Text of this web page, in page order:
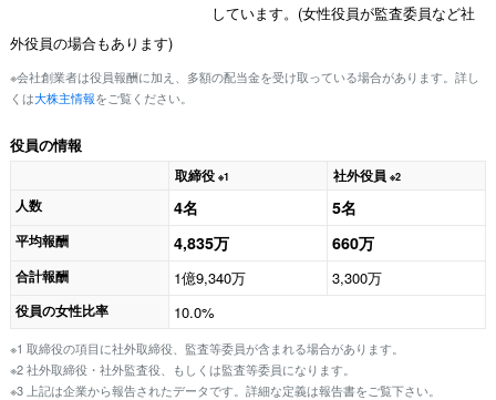
しています。(女性役員が監査委員など社
外役員の場合もあります)
※会社創業者は役員報酬に加え、多額の配当金を受け取っている場合があります。詳し
くは大株主情報をご覧ください。
役員の情報
取締役 ※1 社外役員 ※2
人数 4名 5名
平均報酬 4,835万 660万
合計報酬 1億9,340万 3,300万
役員の女性比率 10.0%
※1 取締役の項目に社外取締役、監査等委員が含まれる場合があります。
※2 社外取締役・社外監査役、もしくは監査等委員になります。
※3 上記は企業から報告されたデータです。詳細な定義は報告書をご覧下さい。